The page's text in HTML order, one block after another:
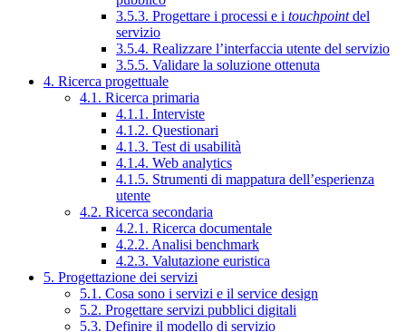
3.5.3. Progettare i processi e i touchpointdel
servizio
3.5.4. Realizzare l’interfaccia utente del servizio
3.5.5. Validare la soluzione ottenuta
4. Ricerca progettuale
4.1. Ricerca primaria
4.1.1. Interviste
4.1.2. Questionari
4.1.3. Test di usabilità
4.1.4. Web analytics
4.1.5. Strumenti di mappatura dell’esperienza
utente
4.2. Ricerca secondaria
4.2.1. Ricerca documentale
4.2.2. Analisi benchmark
4.2.3. Valutazione euristica
5. Progettazione dei servizi
5.1. Cosa sono i servizi e il service design
5.2. Progettare servizi pubblici digitali
5.3. Definire il modello di servizio